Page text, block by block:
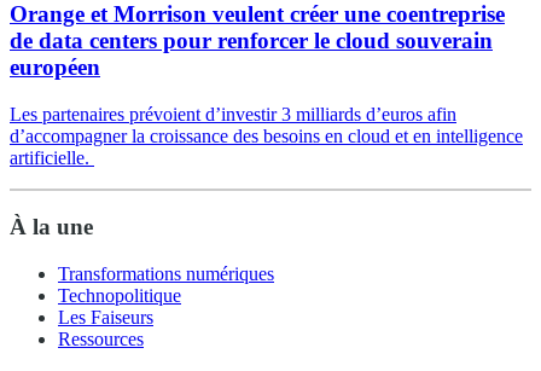
Orange et Morrison veulent créer une coentreprise
de data centers pour renforcer le cloud souverain
européen
Les partenaires prévoient d’investir 3 milliards d’euros afin
d’accompagner la croissance des besoins en cloud et en intelligence
artificielle.
À la une
Transformations numériques
Technopolitique
Les Faiseurs
Ressources